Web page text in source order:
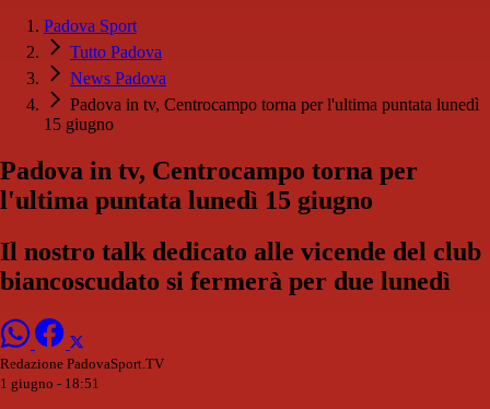
Padova Sport
Tutto Padova
News Padova
Padova in tv, Centrocampo torna per l'ultima puntata lunedì
15 giugno
Padova in tv, Centrocampo torna per
l'ultima puntata lunedì 15 giugno
Il nostro talk dedicato alle vicende del club
biancoscudato si fermerà per due lunedì
Redazione PadovaSport.TV
1 giugno - 18:51